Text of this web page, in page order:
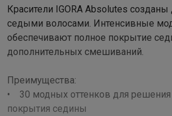
Красители IGORA Absolutes
седыми волосами. Интенсивные
обеспечивают полное покрытие
дополнительных смешиваний.
Преимущества:
• 30 модных оттенков для
покрытия седины